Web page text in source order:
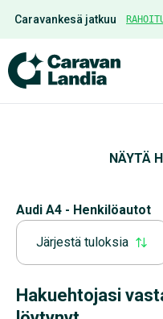
Caravankesä jatkuu
NÄYTÄ
Audi A4 - Henkilöautot
Järjestä tuloksia
Hakuehtojasi